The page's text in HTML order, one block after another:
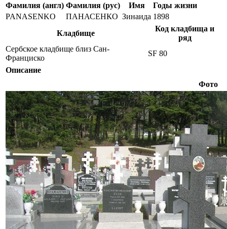
Фамилия (англ) Фамилия (рус) Имя
Годы жизни
PANASENKO
ПАНАСЕНКО Зинаида 1898
Кладбище
Код кладбища и
ряд
Сербское кладбище близ Сан-
Франциско
SF 80
Описание
Фото